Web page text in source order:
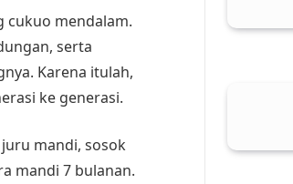
cukuo mendalam.
serta
Karena itulah,
ke generasi.
mandi, sosok
mandi 7 bulanan.